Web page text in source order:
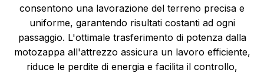
consentono una lavorazione del terreno precisa e
uniforme, garantendo risultati costanti ad ogni
passaggio. L'ottimale trasferimento di potenza dalla
motozappa all'attrezzo assicura un lavoro efficiente,
riduce le perdite di energia e facilita il controllo,